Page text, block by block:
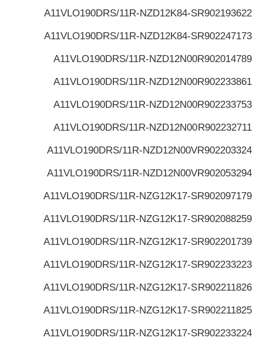
R902193622
A11VLO190DRS/11R-NZD12K84-S
R902247173
A11VLO190DRS/11R-NZD12K84-S
R902014789
A11VLO190DRS/11R-NZD12N00
R902233861
A11VLO190DRS/11R-NZD12N00
R902233753
A11VLO190DRS/11R-NZD12N00
R902232711
A11VLO190DRS/11R-NZD12N00
R902203324
A11VLO190DRS/11R-NZD12N00V
R902053294
A11VLO190DRS/11R-NZD12N00V
R902097179
A11VLO190DRS/11R-NZG12K17-S
R902088259
A11VLO190DRS/11R-NZG12K17-S
R902201739
A11VLO190DRS/11R-NZG12K17-S
R902233223
A11VLO190DRS/11R-NZG12K17-S
R902211826
A11VLO190DRS/11R-NZG12K17-S
R902211825
A11VLO190DRS/11R-NZG12K17-S
R902233224
A11VLO190DRS/11R-NZG12K17-S